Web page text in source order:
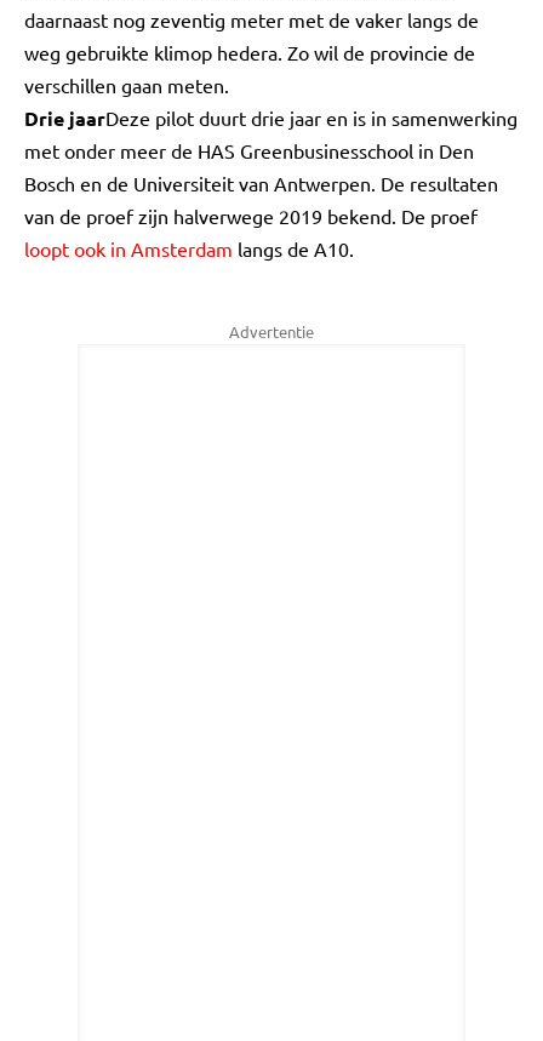
daarnaast nog zeventig meter met de vaker langs de
weg gebruikte klimop hedera. Zo wil de provincie de
verschillen gaan meten.
Drie jaarDeze pilot duurt drie jaar en is in samenwerking
met onder meer de HAS Greenbusinesschool in Den
Bosch en de Universiteit van Antwerpen. De resultaten
van de proef zijn halverwege 2019 bekend. De proef
loopt ook in Amsterdam langs de A10.
Advertentie